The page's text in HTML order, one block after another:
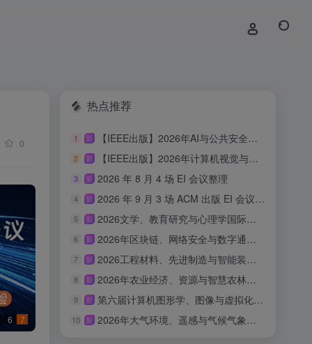
0
6 7
热点推荐
1 新 【IEEE出版】2026年AI与公共安全国际学术会议
2 新 【IEEE出版】2026年计算机视觉与具身智能国际学术会议
3 新 2026 年 8 月 4 场 EI 会议整理
4 新 2026 年 9 月 3 场 ACM 出版 EI 会议汇总
5 新 2026文学、教育研究与心理学国际会议(ICLERP 2026)
6 新 2026年区块链、网络安全与数字通信国际会议（ICBCBC 2026）
7 新 2026工程材料、先进制造与智能装备国际会议（ICEMAMIE 2026）
8 新 2026年农业经济、资源与智慧农林国际学术会议（AERSAF 2026）
9 新 第六届计算机图形学、图像与虚拟化研究国际会议（ICCGIV 2026）
10 新 2026年大气环境、遥感与气候气象国际学术会议（AERSCM 2026）